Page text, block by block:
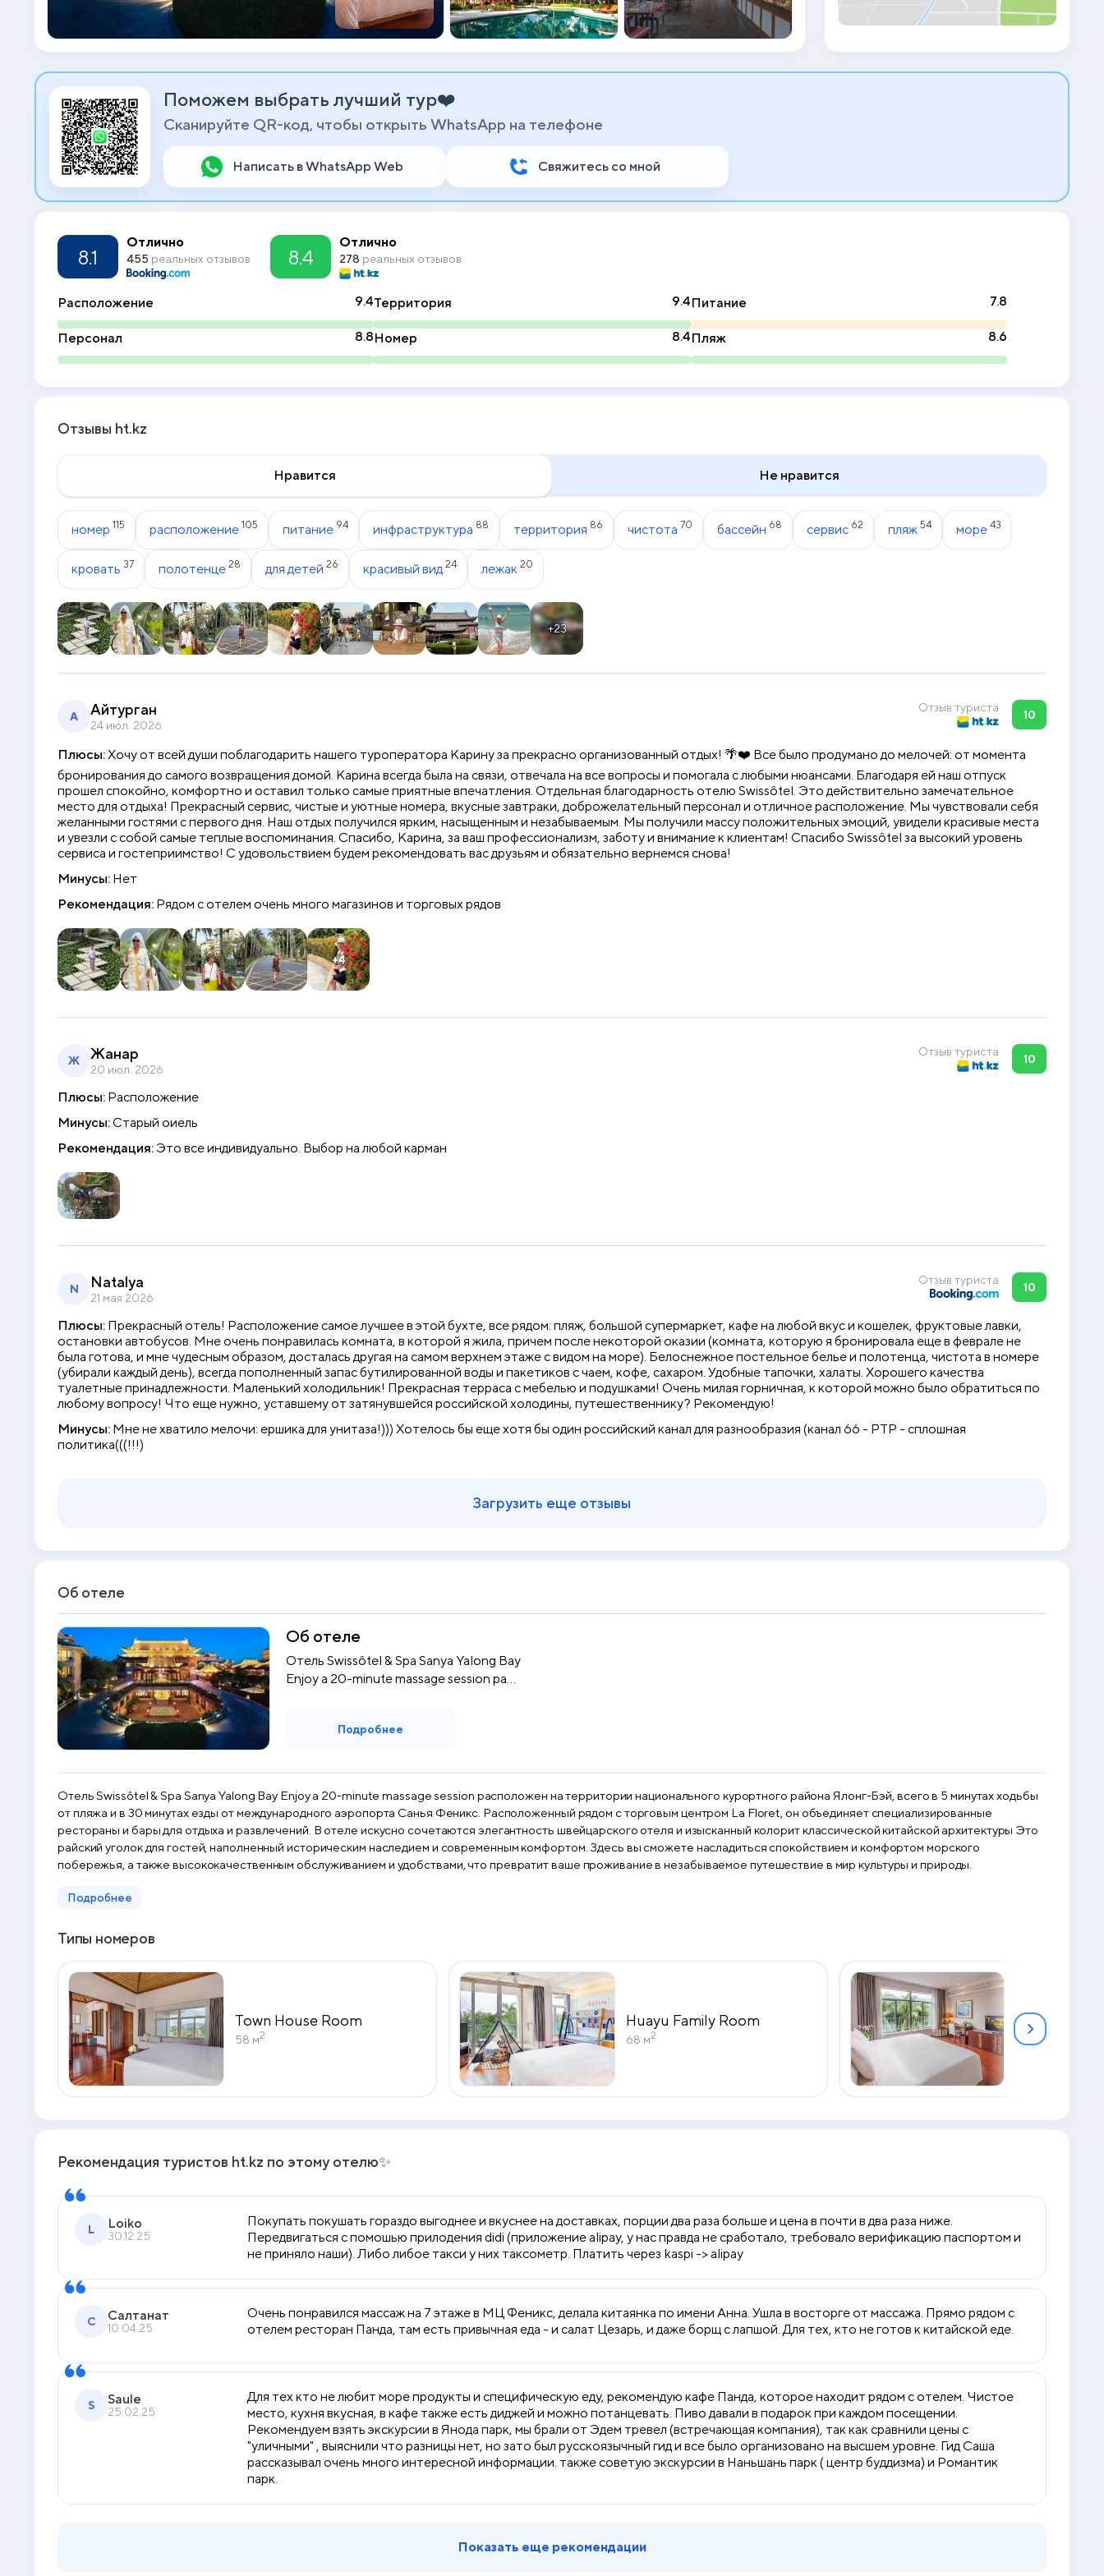
сможете насладиться спокойствием и
комфортом морского побережья, а
обслуживанием и удобствами, что
Поможем выбрать лучший тур❤️
Сканируйте QR-код, чтобы открыть WhatsApp на телефоне
Написать в WhatsApp Web Свяжитесь со мной
8.1
Отлично
455 реальных отзывов 8.4
Отлично
278 реальных отзывов
Расположение 9.4Территория 9.4Питание 7.8
Персонал 8.8Номер 8.4Пляж 8.6
Отзывы ht.kz
Нравится Не нравится
номер 115 расположение 105 питание 94 инфраструктура 88 территория 86 чистота 70 бассейн 68 сервис 62 пляж 54 море 43
кровать 37 полотенце 28 для детей 26 красивый вид 24 лежак 20
+23
А Айтурган
24 июл. 2026
Отзыв туриста
10
Плюсы:Хочу от всей души поблагодарить нашего туроператора Карину за прекрасно организованный отдых! 🌴❤️ Все было продумано до мелочей: от момента
бронирования до самого возвращения домой. Карина всегда была на связи, отвечала на все вопросы и помогала с любыми нюансами. Благодаря ей наш отпуск
прошел спокойно, комфортно и оставил только самые приятные впечатления. Отдельная благодарность отелю Swissôtel. Это действительно замечательное
место для отдыха! Прекрасный сервис, чистые и уютные номера, вкусные завтраки, доброжелательный персонал и отличное расположение. Мы чувствовали себя
желанными гостями с первого дня. Наш отдых получился ярким, насыщенным и незабываемым. Мы получили массу положительных эмоций, увидели красивые места
и увезли с собой самые теплые воспоминания. Спасибо, Карина, за ваш профессионализм, заботу и внимание к клиентам! Спасибо Swissôtel за высокий уровень
сервиса и гостеприимство! С удовольствием будем рекомендовать вас друзьям и обязательно вернемся снова!
Минусы: Нет
Рекомендация: Рядом с отелем очень много магазинов и торговых рядов
+4
Ж Жанар
20 июл. 2026
Отзыв туриста
10
Плюсы: Расположение
Минусы:Старый оиель
Рекомендация: Это все индивидуально. Выбор на любой карман
N Natalya
21 мая 2026
Отзыв туриста
10
Плюсы: Прекрасный отель! Расположение самое лучшее в этой бухте, все рядом: пляж, большой супермаркет, кафе на любой вкус и кошелек, фруктовые лавки,
остановки автобусов. Мне очень понравилась комната, в которой я жила, причем после некоторой оказии (комната, которую я бронировала еще в феврале не
была готова, и мне чудесным образом, досталась другая на самом верхнем этаже с видом на море). Белоснежное постельное белье и полотенца, чистота в номере
(убирали каждый день), всегда пополненный запас бутилированной воды и пакетиков с чаем, кофе, сахаром. Удобные тапочки, халаты. Хорошего качества
туалетные принадлежности. Маленький холодильник! Прекрасная терраса с мебелью и подушками! Очень милая горничная, к которой можно было обратиться по
любому вопросу! Что еще нужно, уставшему от затянувшейся российской холодины, путешественнику? Рекомендую!
Минусы: Мне не хватило мелочи: ершика для унитаза!))) Хотелось бы еще хотя бы один российский канал для разнообразия (канал 66 - РТР - сплошная
политика(((!!!)
Загрузить еще отзывы
Об отеле
Об отеле
Отель Swissôtel & Spa Sanya Yalong Bay
Enjoy a 20-minute massage session ра...
Подробнее
Отель Swissôtel & Spa Sanya Yalong Bay Enjoy a 20-minute massage session расположен на территории национального курортного района Ялонг-Бэй, всего в 5 минутах ходьбы
от пляжа и в 30 минутах езды от международного аэропорта Санья Феникс. Расположенный рядом с торговым центром La Floret, он объединяет специализированные
рестораны и бары для отдыха и развлечений. В отеле искусно сочетаются элегантность швейцарского отеля и изысканный колорит классической китайской архитектуры Это
райский уголок для гостей, наполненный историческим наследием и современным комфортом. Здесь вы сможете насладиться спокойствием и комфортом морского
побережья, а также высококачественным обслуживанием и удобствами, что превратит ваше проживание в незабываемое путешествие в мир культуры и природы.
Подробнее
Типы номеров
Town House Room
58 м2
Huayu Family Room
68 м2
Town House
Room
35 м2
Рекомендация туристов ht.kz по этому отелю✨
L Loiko
30.12.25
Покупать покушать гораздо выгоднее и вкуснее на доставках, порции два раза больше и цена в почти в два раза ниже.
Передвигаться с помошью прилодения didi (приложение alipay, у нас правда не сработало, требовало верификацию паспортом и
не приняло наши). Либо либое такси у них таксометр. Платить через kaspi -> alipay
С Салтанат
10.04.25
Очень понравился массаж на 7 этаже в МЦ Феникс, делала китаянка по имени Анна. Ушла в восторге от массажа. Прямо рядом с
отелем ресторан Панда, там есть привычная еда - и салат Цезарь, и даже борщ с лапшой. Для тех, кто не готов к китайской еде.
S Saule
25.02.25
Для тех кто не любит море продукты и специфическую еду, рекомендую кафе Панда, которое находит рядом с отелем. Чистое
место, кухня вкусная, в кафе также есть диджей и можно потанцевать. Пиво давали в подарок при каждом посещении.
Рекомендуем взять экскурсии в Янода парк, мы брали от Эдем тревел (встречающая компания), так как сравнили цены с
"уличными" , выяснили что разницы нет, но зато был русскоязычный гид и все было организовано на высшем уровне. Гид Саша
рассказывал очень много интересной информации. также советую экскурсии в Наньшань парк ( центр буддизма) и Романтик
парк.
Показать еще рекомендации